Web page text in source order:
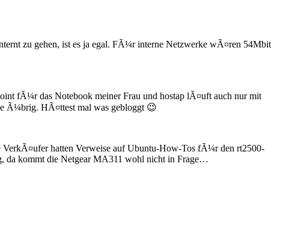
zu gehen, ist es ja egal. FÃ¼r interne Netzwerke wÃ¤ren 54Mbit
fÃ¼r das Notebook meiner Frau und hostap lÃ¤uft auch nur mit
Ã¼brig. HÃ¤ttest mal was gebloggt 😉
VerkÃ¤ufer hatten Verweise auf Ubuntu-How-Tos fÃ¼r den rt2500-
da kommt die Netgear MA311 wohl nicht in Frage…